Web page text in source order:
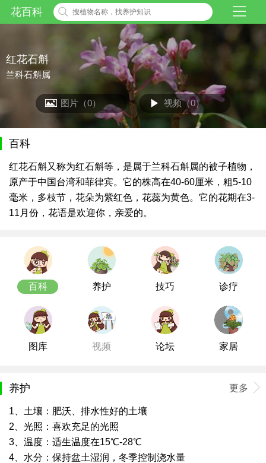
花百科
红花石斛
兰科石斛属
图片（0） 视频（0）
百科
红花石斛又称为红石斛等，是属于兰科石斛属的被子植物，
原产于中国台湾和菲律宾。它的株高在40-60厘米，粗5-10
毫米，多枝节，花朵为紫红色，花蕊为黄色。它的花期在3-
11月份，花语是欢迎你，亲爱的。
百科 养护 技巧 诊疗
图库 视频 论坛 家居
养护 更多
1、土壤：肥沃、排水性好的土壤
2、光照：喜欢充足的光照
3、温度：适生温度在15℃-28℃
4、水分：保持盆土湿润，冬季控制浇水量